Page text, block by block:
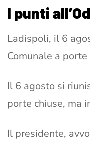
I punti
Ladispoli, il 6
Comunale a porte
Il 6 agosto si
porte chiuse, ma
Il presidente,